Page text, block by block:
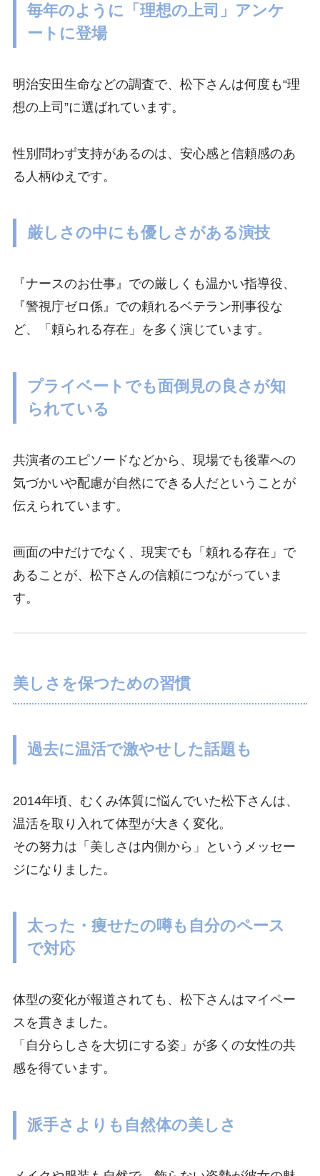
毎年のように「理想の上司」アンケ
ートに登場
明治安田生命などの調査で、松下さんは何度も“理
想の上司”に選ばれています。
性別問わず支持があるのは、安心感と信頼感のあ
る人柄ゆえです。
厳しさの中にも優しさがある演技
『ナースのお仕事』での厳しくも温かい指導役、
『警視庁ゼロ係』での頼れるベテラン刑事役な
ど、「頼られる存在」を多く演じています。
プライベートでも面倒見の良さが知
られている
共演者のエピソードなどから、現場でも後輩への
気づかいや配慮が自然にできる人だということが
伝えられています。
画面の中だけでなく、現実でも「頼れる存在」で
あることが、松下さんの信頼につながっていま
す。
美しさを保つための習慣
過去に温活で激やせした話題も
2014年頃、むくみ体質に悩んでいた松下さんは、
温活を取り入れて体型が大きく変化。
その努力は「美しさは内側から」というメッセー
ジになりました。
太った・痩せたの噂も自分のペース
で対応
体型の変化が報道されても、松下さんはマイペー
スを貫きました。
「自分らしさを大切にする姿」が多くの女性の共
感を得ています。
派手さよりも自然体の美しさ